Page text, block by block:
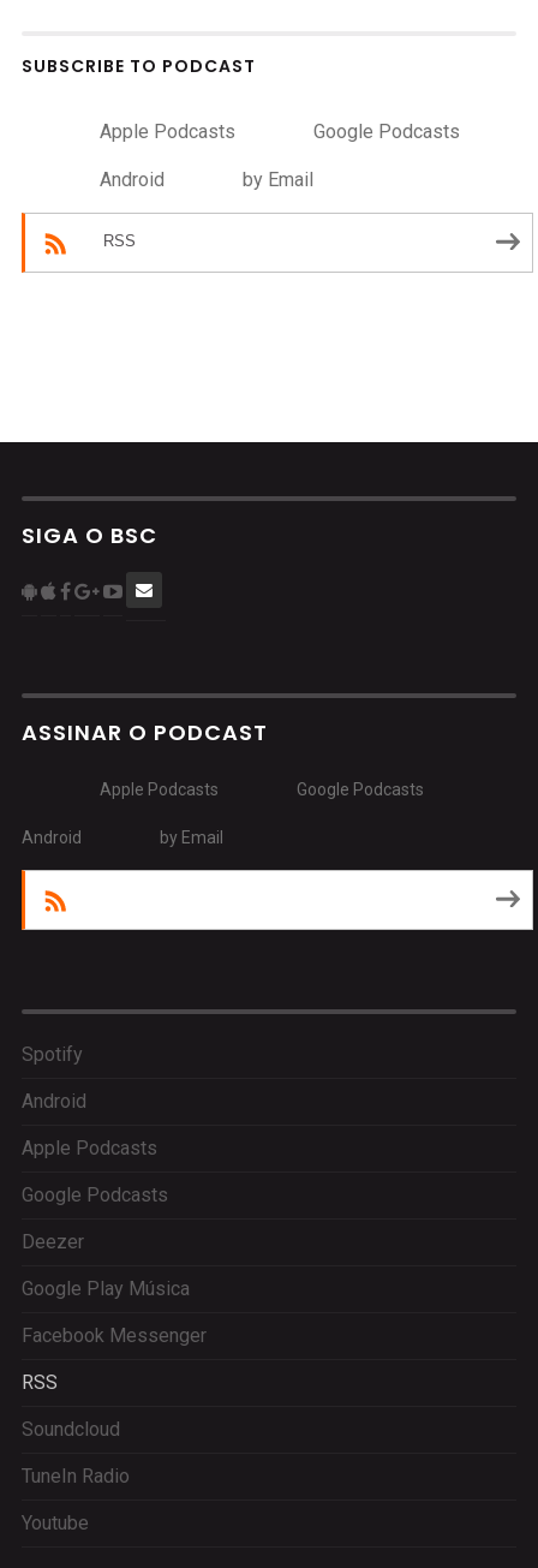
SUBSCRIBE TO PODCAST
Apple Podcasts Google Podcasts
Android by Email
RSS
SIGA O BSC
ASSINAR O PODCAST
Apple Podcasts Google Podcasts
Android by Email
Spotify
Android
Apple Podcasts
Google Podcasts
Deezer
Google Play Música
Facebook Messenger
RSS
Soundcloud
TuneIn Radio
Youtube